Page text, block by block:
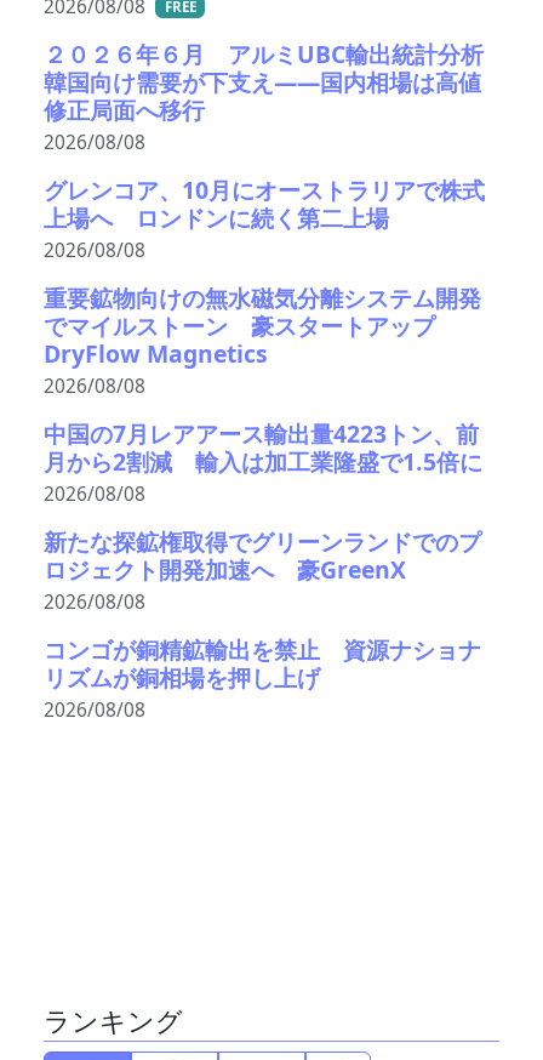
2026/08/08 FREE
２０２６年６月 アルミUBC輸出統計分析
韓国向け需要が下支え――国内相場は高値
修正局面へ移行
2026/08/08
グレンコア、10月にオーストラリアで株式
上場へ ロンドンに続く第二上場
2026/08/08
重要鉱物向けの無水磁気分離システム開発
でマイルストーン 豪スタートアップ
DryFlow Magnetics
2026/08/08
中国の7月レアアース輸出量4223トン、前
月から2割減 輸入は加工業隆盛で1.5倍に
2026/08/08
新たな探鉱権取得でグリーンランドでのプ
ロジェクト開発加速へ 豪GreenX
2026/08/08
コンゴが銅精鉱輸出を禁止 資源ナショナ
リズムが銅相場を押し上げ
2026/08/08
ランキング